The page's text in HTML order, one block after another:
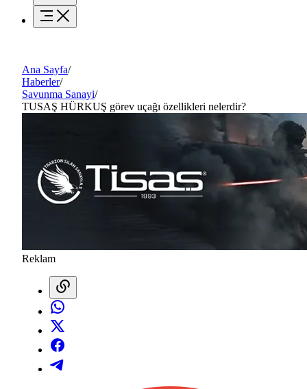
Ana Sayfa/
Haberler/
Savunma Sanayi/
TUSAŞ HÜRKUŞ görev uçağı özellikleri nelerdir?
Reklam